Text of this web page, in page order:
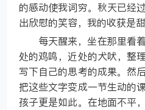
的感动使我词穷。秋天已经
出欣慰的笑容，我的收获是甜
每天醒来，坐在那里看
处的鸡鸣，近处的犬吠，整
写下自己的思考的成果。然
把这些文字变成一节生动的
孩子更是如此。在地面不平